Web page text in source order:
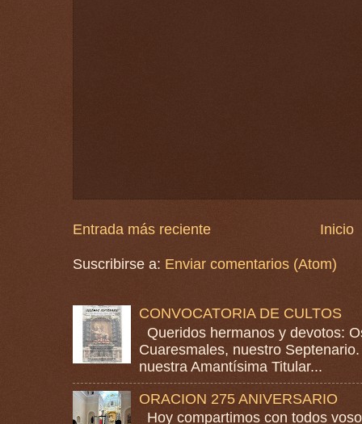
Entrada más reciente Inicio
Suscribirse a: Enviar comentarios (Atom)
CONVOCATORIA DE CULTOS
Queridos hermanos y devotos:
Cuaresmales, nuestro
nuestra Amantísima Titular...
ORACION 275 ANIVERSARIO
Hoy compartimos con todos